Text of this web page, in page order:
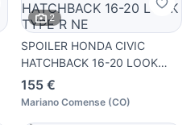
2
SPOILER HONDA CIVIC
HATCHBACK 16-20 LOOK
TYPE R NE
155 €
Mariano Comense (CO)